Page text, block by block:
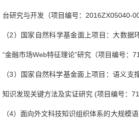
台研究与开发（项目编号： 2016ZX05040-
（2）国家自然科学基金面上项目：大数据
“金融市场Web特征理论”研究（项目编号：
（3）国家自然科学基金面上项目：语义支
知识发现关键方法及实证研究 (项目编号：
（4）面向外文科技知识组织体系的大规模